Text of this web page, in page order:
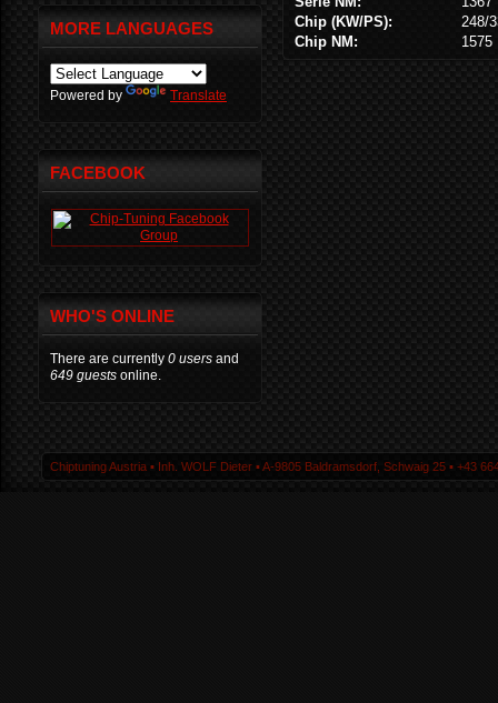
Chip (KW/PS):
248/
Chip NM:
1575
MORE LANGUAGES
Powered by Translate
FACEBOOK
WHO'S ONLINE
There are currently 0 users and
649 guests online.
Chiptuning Austria ▪ Inh. WOLF Dieter ▪ A-9805 Baldramsdorf, Schwaig 25 ▪ +43